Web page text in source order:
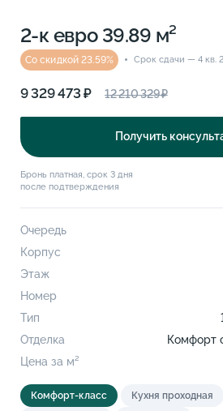
2-к eвро 39.89 м²
Со скидкой 23.59% Срок сдачи — 4 кв.
9 329 473 ₽ 12 210 329 ₽
Получить
Бронь платная, срок 3 дня
после подтверждения
Очередь
Корпус
Этаж
Номер
Тип
Отделка
Комфорт
Цена за м²
Комфорт-класс Кухня проходная